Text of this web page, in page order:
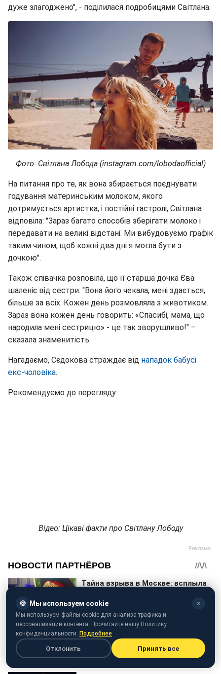
дуже злагоджено", - поділилася подробицями Світлана.
Фото: Світлана Лобода (instagram.com/lobodaofficial)
На питання про те, як вона збирається поєднувати
годування материнським молоком, якого
дотримується артистка, і постійні гастролі, Світлана
відповіла: "Зараз багато способів зберігати молоко і
передавати на великі відстані. Ми вибудовуємо графік
таким чином, щоб кожні два дні я могла бути з
дочкою".
Також співачка розповіла, що її старша дочка Єва
шаленіє від сестри. "Вона його чекала, мені здається,
більше за всіх. Кожен день розмовляла з животиком.
Зараз вона кожен день говорить: «Спасибі, мама, що
народила мені сестрицю» - це так зворушливо!" –
сказала знаменитість.
Нагадаємо, Сєдокова страждає від нападок бабусі
екс-чоловіка.
Рекомендуємо до перегляду:
Відео: Цікаві факти про Світлану Лободу
🍪 Мы используем cookie ✕
Мы используем файлы cookie для анализа трафика и
персонализации контента. Прочитайте нашу Политику
конфиденциальности. Подробнее
Отклонить Принять все